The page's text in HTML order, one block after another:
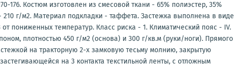
176. Костюм изготовлен из смесовой ткани - 65% полиэстер, 35%
210 г/м2. Материал подкладки - таффета. Застежка выполнена в виде
пониженных температур. Класс риска - 1. Климатический пояс - IV.
плотностью 450 г/м2 (основа) и 300 г/кв.м (руки/ноги). Прямого
на тракторную 2-х замковую тесьму молнию, закрытую
на 3 контакта текстильной ленты, с отложным